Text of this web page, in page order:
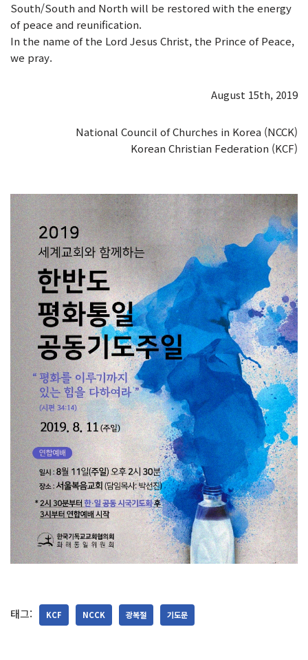
South/South and North will be restored with the energy
of peace and reunification.
In the name of the Lord Jesus Christ, the Prince of Peace,
we pray.
August 15th, 2019
National Council of Churches in Korea (NCCK)
Korean Christian Federation (KCF)
태그: KCF NCCK 광복절 기도문